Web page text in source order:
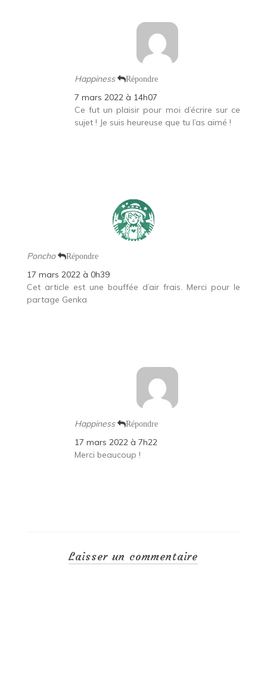
Happiness Répondre
7 mars 2022 à 14h07
Ce fut un plaisir pour moi d’écrire sur ce
sujet ! Je suis heureuse que tu l’as aimé !
Poncho Répondre
17 mars 2022 à 0h39
Cet article est une bouffée d’air frais. Merci pour le
partage Genka
Happiness Répondre
17 mars 2022 à 7h22
Merci beaucoup !
Laisser un commentaire